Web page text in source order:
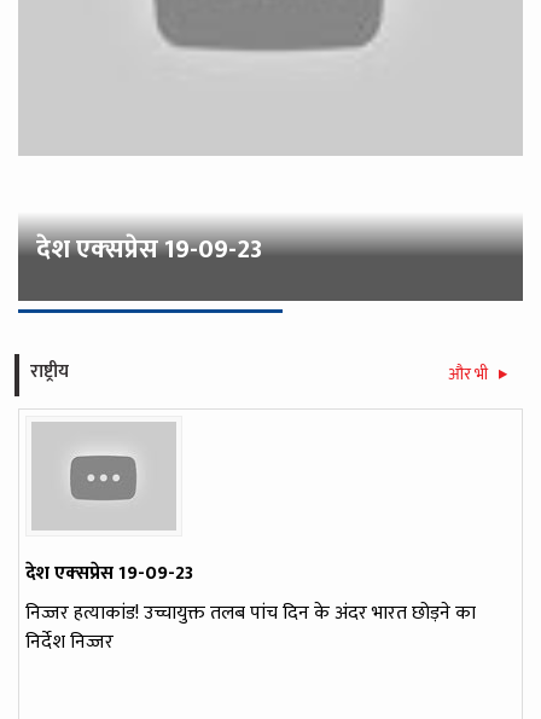
देश एक्‍सप्रेस 19-09-23
राष्ट्रीय और भी
देश एक्‍सप्रेस 19-09-23
निज्जर हत्याकांड! उच्चायुक्त तलब पांच दिन के अंदर भारत छोड़ने का
निर्देश निज्जर